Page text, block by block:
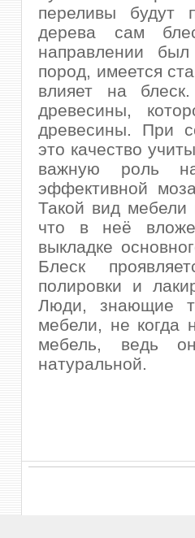
переливы будут
дерева сам
направлении
пород, имеется
влияет на
древесины,
древесины. При
это качество
важную роль
эффективной
Такой вид
что в неё
выкладке
Блеск
полировки и
Люди, знающие
мебели, не когда
мебель, ведь
натуральной.